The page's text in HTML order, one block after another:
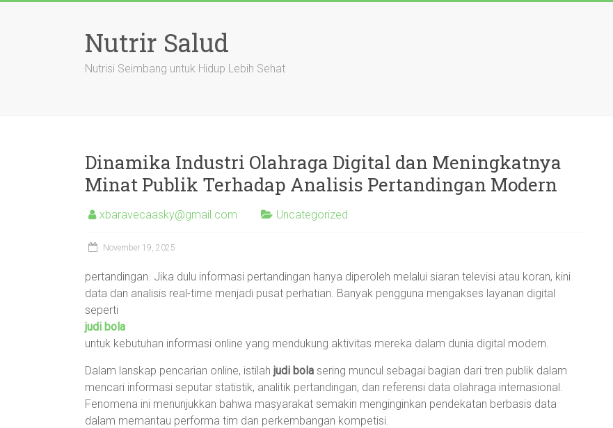
Nutrir Salud
Nutrisi Seimbang untuk Hidup Lebih Sehat
Dinamika Industri Olahraga Digital dan Meningkatnya
Minat Publik Terhadap Analisis Pertandingan Modern
xbaravecaasky@gmail.com Uncategorized
November 19, 2025
pertandingan. Jika dulu informasi pertandingan hanya diperoleh melalui siaran televisi atau koran, kini
data dan analisis real-time menjadi pusat perhatian. Banyak pengguna mengakses layanan digital
seperti
judi bola
untuk kebutuhan informasi online yang mendukung aktivitas mereka dalam dunia digital modern.
Dalam lanskap pencarian online, istilah judi bola sering muncul sebagai bagian dari tren publik dalam
mencari informasi seputar statistik, analitik pertandingan, dan referensi data olahraga internasional.
Fenomena ini menunjukkan bahwa masyarakat semakin menginginkan pendekatan berbasis data
dalam memantau performa tim dan perkembangan kompetisi.